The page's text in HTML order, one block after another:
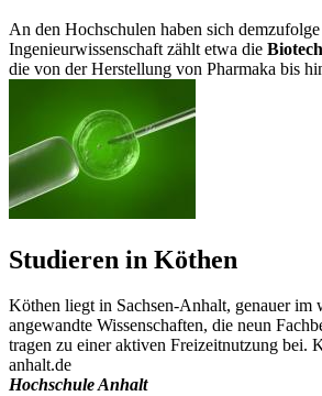
An den Hochschulen haben sich
Ingenieurwissenschaft zählt etwa die
die von der Herstellung von Pharmaka bis
Studieren in Köthen
Köthen liegt in Sachsen-Anhalt, genauer
angewandte Wissenschaften, die neun
tragen zu einer aktiven Freizeitnutzung bei.
anhalt.de
Hochschule Anhalt